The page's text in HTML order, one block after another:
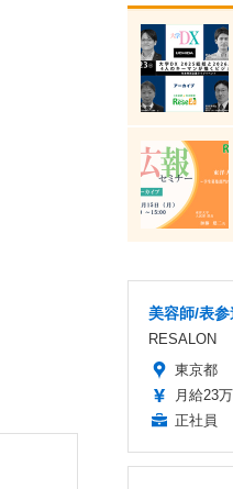
美容師/表
RESALON
東京都
月給23
正社員